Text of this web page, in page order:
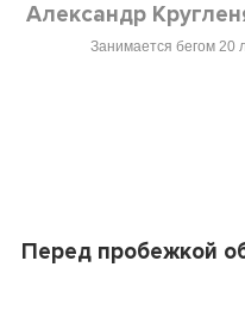
Александр
Занимается бегом 20
Перед пробежкой